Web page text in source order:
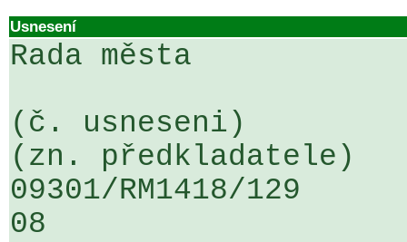
Usnesení
Rada města
(č. usneseni)
(zn. předkladatele)
09301/RM1418/
08